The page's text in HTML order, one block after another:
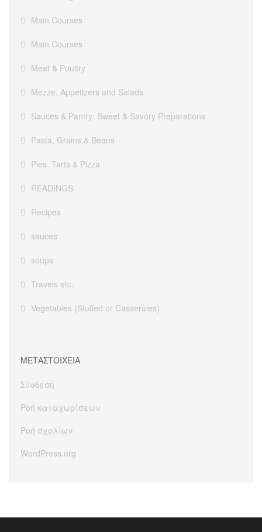
Main Courses
Main Courses
Meat & Poultry
Mezze, Appetizers and Salads
Sauces & Pantry: Sweet & Savory Preparations
Pasta, Grains & Beans
Pies, Tarts & Pizza
READINGS
Recipes
sauces
soups
Travels etc.
Vegetables (Stuffed or Casseroles)
ΜΕΤΑΣΤΟΙΧΕΊΑ
Σύνδεση
Ροή καταχωρίσεων
Ροή σχολίων
WordPress.org